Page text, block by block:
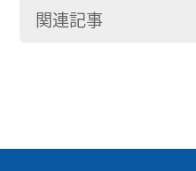
関連記事